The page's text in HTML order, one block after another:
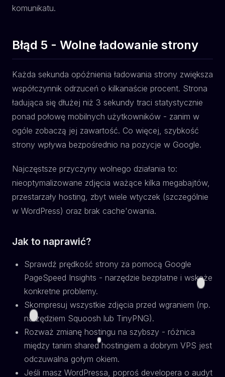
komunikatu.
Błąd 5 - Wolne ładowanie strony
Każda sekunda opóźnienia ładowania strony zwiększa
współczynnik odrzuceń o kilkanaście procent. Strona
ładująca się dłużej niż 3 sekundy traci statystycznie
ponad połowę mobilnych użytkowników - zanim w
ogóle zobaczą jej zawartość. Co więcej, szybkość
strony wpływa bezpośrednio na pozycje w Google.
Najczęstsze przyczyny wolnego działania to:
nieoptymalizowane zdjęcia ważące kilka megabajtów,
przestarzały hosting, zbyt wiele wtyczek (szczególnie
w WordPress) oraz brak cache'owania.
Jak to naprawić?
Sprawdź prędkość strony za pomocą Google
PageSpeed Insights - narzędzie bezpłatne i wskaże
konkretne problemy.
Skompresuj wszystkie zdjęcia przed wgraniem (np.
narzędziem Squoosh lub TinyPNG).
Rozważ zmianę hostingu na szybszy - różnica
między tanim shared hostingiem a dobrym VPS jest
odczuwalna gołym okiem.
Jeśli masz WordPressa, poproś developera o audyt